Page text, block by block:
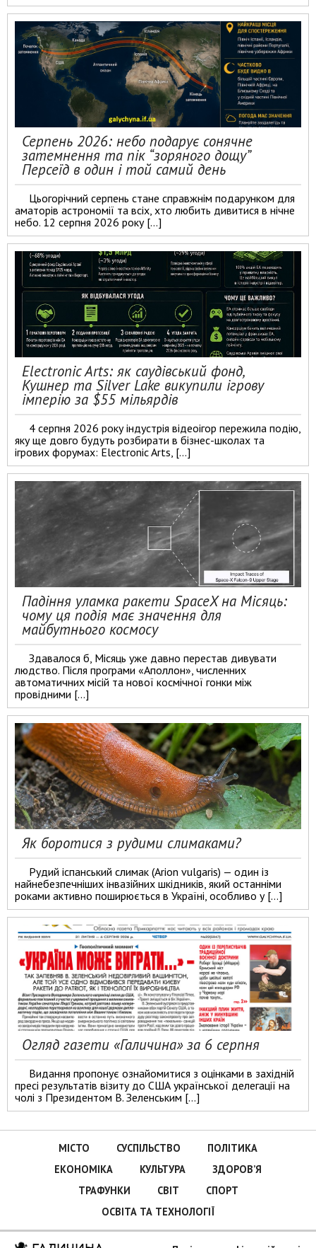
Серпень 2026: небо подарує сонячне
затемнення та пік “зоряного дощу”
Персеїд в один і той самий день
Цьогорічний серпень стане справжнім подарунком для
аматорів астрономії та всіх, хто любить дивитися в нічне
небо. 12 серпня 2026 року […]
Electronic Arts: як саудівський фонд,
Кушнер та Silver Lake викупили ігрову
імперію за $55 мільярдів
4 серпня 2026 року індустрія відеоігор пережила подію,
яку ще довго будуть розбирати в бізнес-школах та
ігрових форумах: Electronic Arts, […]
Падіння уламка ракети SpaceX на Місяць:
чому ця подія має значення для
майбутнього космосу
Здавалося б, Місяць уже давно перестав дивувати
людство. Після програми «Аполлон», численних
автоматичних місій та нової космічної гонки між
провідними […]
Як боротися з рудими слимаками?
Рудий іспанський слимак (Arion vulgaris) — один із
найнебезпечніших інвазійних шкідників, який останніми
роками активно поширюється в Україні, особливо у […]
Огляд газети «Галичина» за 6 серпня
Видання пропонує ознайомитися з оцінками в західній
пресі результатів візиту до США української делегації на
чолі з Президентом В. Зеленським […]
МІСТО СУСПІЛЬСТВО
ПОЛІТИКА
ЕКОНОМІКА
КУЛЬТУРА
ЗДОРОВ’Я
ТРАФУНКИ
СВІТ
СПОРТ
ОСВІТА ТА ТЕХНОЛОГІЇ